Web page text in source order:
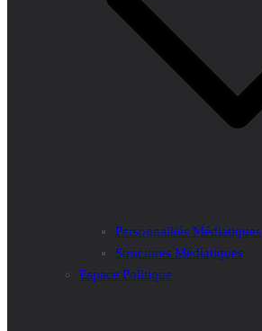
Personnalités Médiatiques
Structures Médiatiques
Espace Politique